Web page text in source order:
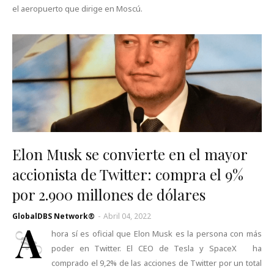
el aeropuerto que dirige en Moscú.
Elon Musk se convierte en el mayor
accionista de Twitter: compra el 9%
por 2.900 millones de dólares
GlobalDBS Network® - Abril 04, 2022
A
hora sí es oficial que Elon Musk es la persona con más
poder en Twitter. El CEO de Tesla y SpaceX ha
comprado el 9,2% de las acciones de Twitter por un total